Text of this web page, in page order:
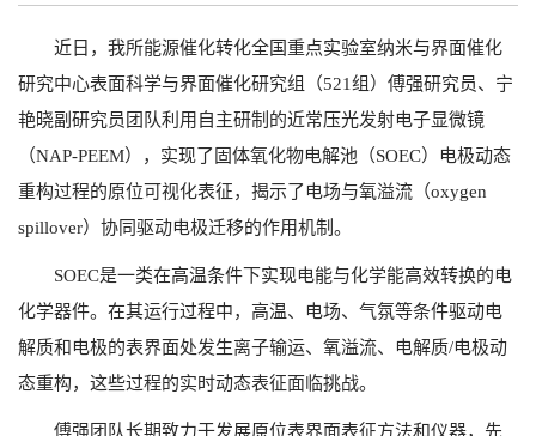
近日，我所能源催化转化全国重点实验室纳米与界面催化
研究中心表面科学与界面催化研究组（521组）傅强研究员、宁
艳晓副研究员团队利用自主研制的近常压光发射电子显微镜
（NAP-PEEM），实现了固体氧化物电解池（SOEC）电极动态
重构过程的原位可视化表征，揭示了电场与氧溢流（oxygen
spillover）协同驱动电极迁移的作用机制。
SOEC是一类在高温条件下实现电能与化学能高效转换的电
化学器件。在其运行过程中，高温、电场、气氛等条件驱动电
解质和电极的表界面处发生离子输运、氧溢流、电解质/电极动
态重构，这些过程的实时动态表征面临挑战。
傅强团队长期致力于发展原位表界面表征方法和仪器，先